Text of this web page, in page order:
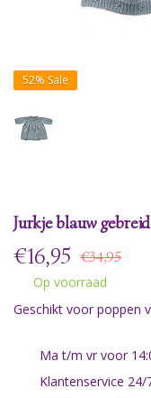
52% Sale
Jurkje blauw
€16,95 €34,95
Op voorraad
Geschikt voor poppen
Ma t/m vr voor
Klantenservice